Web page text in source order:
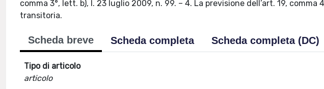
comma 3°, lett. b), l. 23 luglio 2009, n. 99. – 4. La previsione dell’art. 19,
transitoria.
Scheda breve Scheda completa Scheda completa (DC)
Tipo di articolo
articolo